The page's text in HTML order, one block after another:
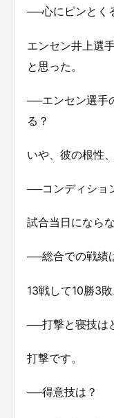
──心にピンとく
エンセン井上選
と思った。
──エンセン選手
る？
いや、彼の根性
──コンディショ
試合当日になら
──総合での戦績
13戦して10勝3敗
──打撃と寝技は
打撃です。
──得意技は？